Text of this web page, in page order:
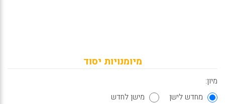
מיומנויות יסוד
מיון:
מחדש לישן
מישן לחדש